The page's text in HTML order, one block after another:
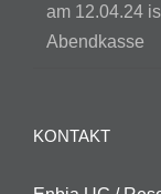
am 12.04.24
Abendkasse
KONTAKT